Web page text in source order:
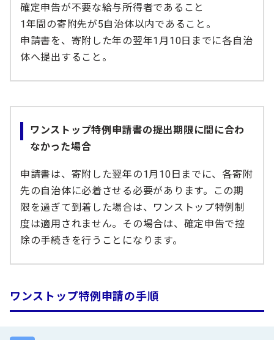
確定申告が不要な給与所得者であること
1年間の寄附先が5自治体以内であること。
申請書を、寄附した年の翌年1月10日までに各自治
体へ提出すること。
ワンストップ特例申請書の提出期限に間に合わ
なかった場合
申請書は、寄附した翌年の1月10日までに、各寄附
先の自治体に必着させる必要があります。この期
限を過ぎて到着した場合は、ワンストップ特例制
度は適用されません。その場合は、確定申告で控
除の手続きを行うことになります。
ワンストップ特例申請の手順